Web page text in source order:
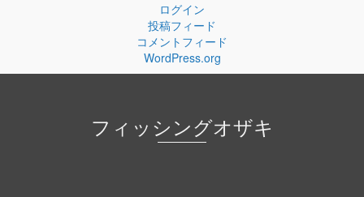
ログイン
投稿フィード
コメントフィード
WordPress.org
フィッシングオザキ